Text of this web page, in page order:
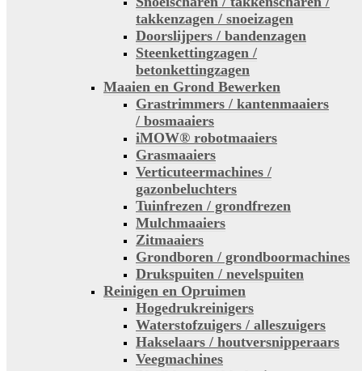
takkenzagen / snoeizagen
Doorslijpers / bandenzagen
Steenkettingzagen /
betonkettingzagen
Maaien en Grond Bewerken
Grastrimmers / kantenmaaiers
/ bosmaaiers
iMOW® robotmaaiers
Grasmaaiers
Verticuteermachines /
gazonbeluchters
Tuinfrezen / grondfrezen
Mulchmaaiers
Zitmaaiers
Grondboren / grondboormachines
Drukspuiten / nevelspuiten
Reinigen en Opruimen
Hogedrukreinigers
Waterstofzuigers / alleszuigers
Hakselaars / houtversnipperaars
Veegmachines